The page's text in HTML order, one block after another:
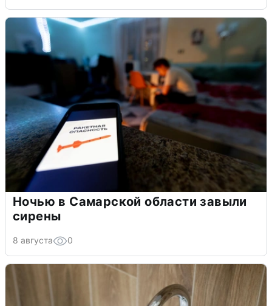
Ночью в Самарской области завыли
сирены
8 августа 0